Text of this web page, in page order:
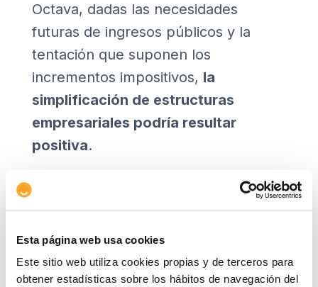
Esta página web usa cookies
Este sitio web utiliza cookies propias y de terceros para
obtener estadísticas sobre los hábitos de navegación del
Octava, dadas las necesidades
futuras de ingresos públicos y la
tentación que suponen los
incrementos impositivos, la
simplificación de estructuras
empresariales podría resultar
positiva.
Novena, el menor margen disponible
por el lado de la política fiscal hace
frente a futuras crisis